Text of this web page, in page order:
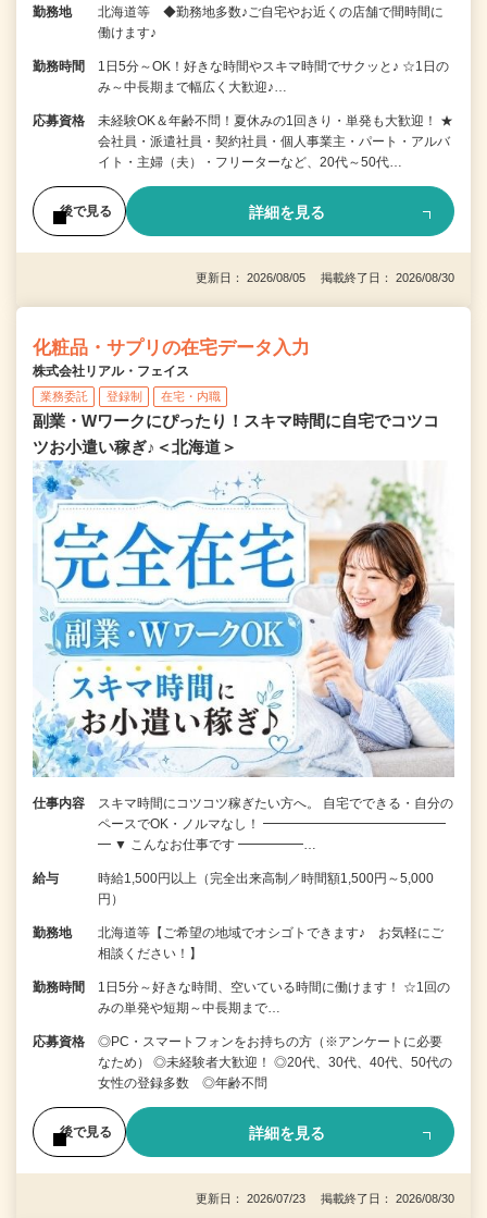
勤務地
北海道等 ◆勤務地多数♪ご自宅やお近くの店舗で間時間に
働けます♪
勤務時間
1日5分～OK！好きな時間やスキマ時間でサクッと♪ ☆1日の
み～中長期まで幅広く大歓迎♪…
応募資格
未経験OK＆年齢不問！夏休みの1回きり・単発も大歓迎！ ★
会社員・派遣社員・契約社員・個人事業主・パート・アルバ
イト・主婦（夫）・フリーターなど、20代～50代…
後で見る 詳細を見る
更新日： 2026/08/05 掲載終了日： 2026/08/30
化粧品・サプリの在宅データ入力
株式会社リアル・フェイス
業務委託 登録制 在宅・内職
副業・Wワークにぴったり！スキマ時間に自宅でコツコ
ツお小遣い稼ぎ♪＜北海道＞
仕事内容
スキマ時間にコツコツ稼ぎたい方へ。 自宅でできる・自分の
ペースでOK・ノルマなし！ ━━━━━━━━━━━━━━
━ ▼ こんなお仕事です ━━━━━…
給与
時給1,500円以上（完全出来高制／時間額1,500円～5,000
円）
勤務地
北海道等【ご希望の地域でオシゴトできます♪ お気軽にご
相談ください！】
勤務時間
1日5分～好きな時間、空いている時間に働けます！ ☆1回の
みの単発や短期～中長期まで…
応募資格
◎PC・スマートフォンをお持ちの方（※アンケートに必要
なため） ◎未経験者大歓迎！ ◎20代、30代、40代、50代の
女性の登録多数 ◎年齢不問
後で見る 詳細を見る
更新日： 2026/07/23 掲載終了日： 2026/08/30